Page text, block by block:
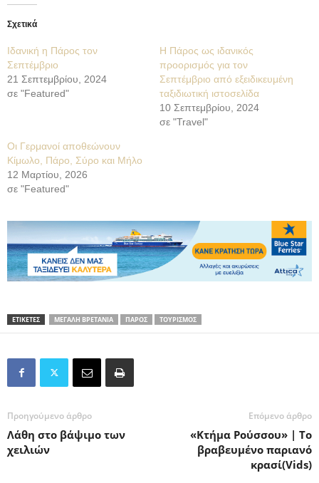
Σχετικά
Ιδανική η Πάρος τον
Σεπτέμβριο
21 Σεπτεμβρίου, 2024
σε "Featured"
Η Πάρος ως ιδανικός
προορισμός για τον
Σεπτέμβριο από εξειδικευμένη
ταξιδιωτική ιστοσελίδα
10 Σεπτεμβρίου, 2024
σε "Travel"
Οι Γερμανοί αποθεώνουν
Κίμωλο, Πάρο, Σύρο και Μήλο
12 Μαρτίου, 2026
σε "Featured"
ΕΤΙΚΕΤΕΣ ΜΕΓΑΛΗ ΒΡΕΤΑΝΙΑ ΠΑΡΟΣ ΤΟΥΡΙΣΜΟΣ
Προηγούμενο άρθρο
Λάθη στο βάψιμο των
χειλιών
Επόμενο άρθρο
«Κτήμα Ρούσσου» | Το
βραβευμένο παριανό
κρασί(Vids)